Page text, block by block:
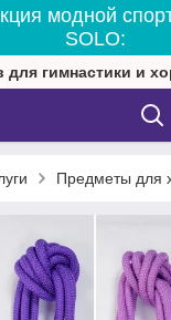
модной
SOLO:
для гимнастики и
Предметы для